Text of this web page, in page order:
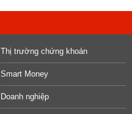
Thị trường chứng khoán
Smart Money
Doanh nghiệp